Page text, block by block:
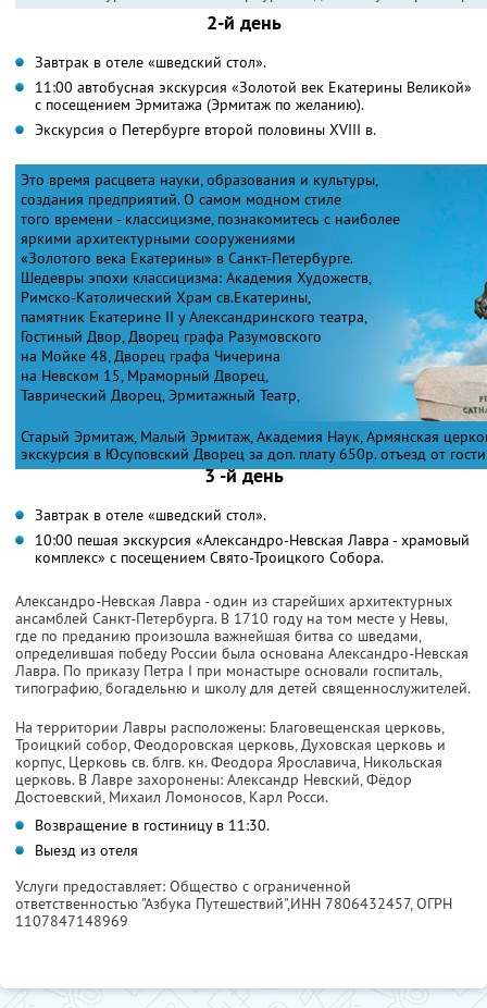
2-й день
Завтрак в отеле «шведский стол».
11:00 автобусная экскурсия «Золотой век Екатерины Великой»
с посещением Эрмитажа (Эрмитаж по желанию).
Экскурсия о Петербурге второй половины XVIII в.
Это время расцвета науки, образования и культуры,
создания предприятий. О самом модном стиле
того времени - классицизме, познакомитесь с наиболее
яркими архитектурными сооружениями
«Золотого века Екатерины» в Санкт-Петербурге.
Шедевры эпохи классицизма: Академия Художеств,
Римско-Католический Храм св.Екатерины,
памятник Екатерине II у Александринского театра,
Гостиный Двор, Дворец графа Разумовского
на Мойке 48, Дворец графа Чичерина
на Невском 15, Мраморный Дворец,
Таврический Дворец, Эрмитажный Театр,
Старый Эрмитаж, Малый Эрмитаж, Академия Наук, Армянская
экскурсия в Юсуповский Дворец за доп. плату 650р. отъезд от
3 -й день
Завтрак в отеле «шведский стол».
10:00 пешая экскурсия «Александро-Невская Лавра - храмовый
комплекс» с посещением Свято-Троицкого Собора.
Александро-Невская Лавра - один из старейших архитектурных
ансамблей Санкт-Петербурга. В 1710 году на том месте у Невы,
где по преданию произошла важнейшая битва со шведами,
определившая победу России была основана Александро-Невская
Лавра. По приказу Петра I при монастыре основали госпиталь,
типографию, богадельню и школу для детей священнослужителей.
На территории Лавры расположены: Благовещенская церковь,
Троицкий собор, Феодоровская церковь, Духовская церковь и
корпус, Церковь св. блгв. кн. Феодора Ярославича, Никольская
церковь. В Лавре захоронены: Александр Невский, Фёдор
Достоевский, Михаил Ломоносов, Карл Росси.
Возвращение в гостиницу в 11:30.
Выезд из отеля
Услуги предоставляет: Общество с ограниченной
ответственностью "Азбука Путешествий",ИНН 7806432457, ОГРН
1107847148969